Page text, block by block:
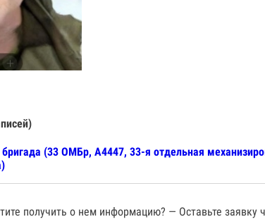
(33 ОМБр, А4447, 33-я отдельная
получить о нем информацию? — Оставьте заявку